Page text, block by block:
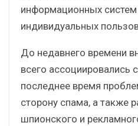
информационных
индивидуальных
До недавнего времени
всего ассоциировались
последнее время
сторону спама, а также
шпионского и